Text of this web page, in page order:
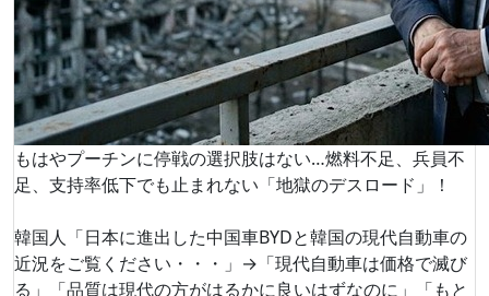
もはやプーチンに停戦の選択肢はない…燃料不足、兵員不
足、支持率低下でも止まれない「地獄のデスロード」！
韓国人「日本に進出した中国車BYDと韓国の現代自動車の
近況をご覧ください・・・」→「現代自動車は価格で滅び
る」「品質は現代の方がはるかに良いはずなのに」「もと